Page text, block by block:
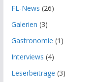
FL-News (26)
Galerien (3)
Gastronomie (1)
Interviews (4)
Leserbeiträge (3)